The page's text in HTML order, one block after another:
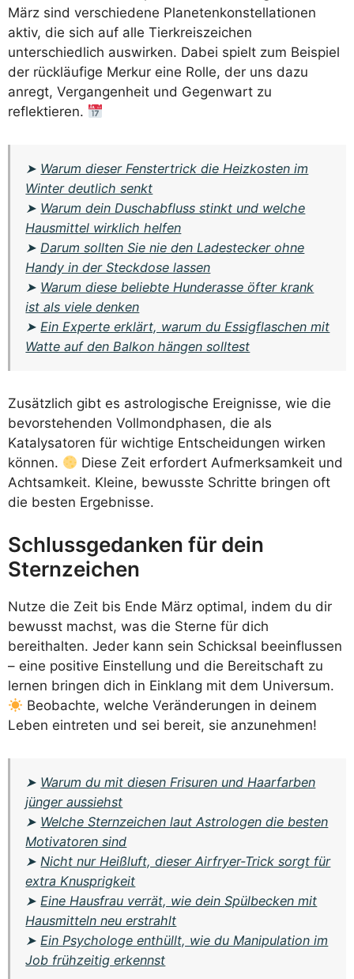
März sind verschiedene Planetenkonstellationen
aktiv, die sich auf alle Tierkreiszeichen
unterschiedlich auswirken. Dabei spielt zum Beispiel
der rückläufige Merkur eine Rolle, der uns dazu
anregt, Vergangenheit und Gegenwart zu
reflektieren.
➤ Warum dieser Fenstertrick die Heizkosten im
Winter deutlich senkt
➤ Warum dein Duschabfluss stinkt und welche
Hausmittel wirklich helfen
➤Darum sollten Sie nie den Ladestecker ohne
Handy in der Steckdose lassen
➤ Warum diese beliebte Hunderasse öfter krank
ist als viele denken
➤Ein Experte erklärt, warum du Essigflaschen mit
Watte auf den Balkon hängen solltest
Zusätzlich gibt es astrologische Ereignisse, wie die
bevorstehenden Vollmondphasen, die als
Katalysatoren für wichtige Entscheidungen wirken
können.
Diese Zeit erfordert Aufmerksamkeit und
Achtsamkeit. Kleine, bewusste Schritte bringen oft
die besten Ergebnisse.
Schlussgedanken für dein
Sternzeichen
Nutze die Zeit bis Ende März optimal, indem du dir
bewusst machst, was die Sterne für dich
bereithalten. Jeder kann sein Schicksal beeinflussen
– eine positive Einstellung und die Bereitschaft zu
lernen bringen dich in Einklang mit dem Universum.
Beobachte, welche Veränderungen in deinem
Leben eintreten und sei bereit, sie anzunehmen!
➤ Warum du mit diesen Frisuren und Haarfarben
jünger aussiehst
➤ Welche Sternzeichen laut Astrologen die besten
Motivatoren sind
➤Nicht nur Heißluft, dieser Airfryer-Trick sorgt für
extra Knusprigkeit
➤Eine Hausfrau verrät, wie dein Spülbecken mit
Hausmitteln neu erstrahlt
➤Ein Psychologe enthüllt, wie du Manipulation im
Job frühzeitig erkennst